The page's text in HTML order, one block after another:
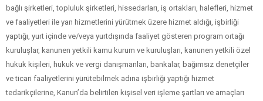
bağlı şirketleri, topluluk şirketleri, hissedarları, iş ortakları, halefleri, hizmet
ve faaliyetleri ile yan hizmetlerini yürütmek üzere hizmet aldığı, işbirliği
yaptığı, yurt içinde ve/veya yurtdışında faaliyet gösteren program ortağı
kuruluşlar, kanunen yetkili kamu kurum ve kuruluşları, kanunen yetkili özel
hukuk kişileri, hukuk ve vergi danışmanları, bankalar, bağımsız denetçiler
ve ticari faaliyetlerini yürütebilmek adına işbirliği yaptığı hizmet
tedarikçilerine, Kanun’da belirtilen kişisel veri işleme şartları ve amaçları